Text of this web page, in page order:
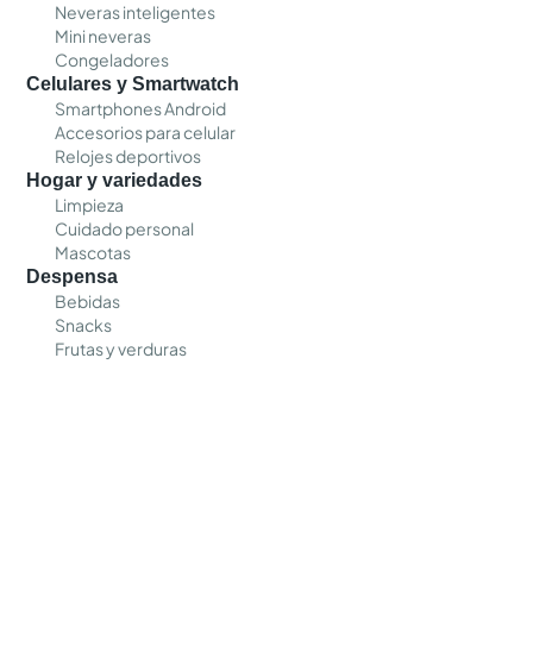
Neveras inteligentes
Mini neveras
Congeladores
Celulares y Smartwatch
Smartphones Android
Accesorios para celular
Relojes deportivos
Hogar y variedades
Limpieza
Cuidado personal
Mascotas
Despensa
Bebidas
Snacks
Frutas y verduras